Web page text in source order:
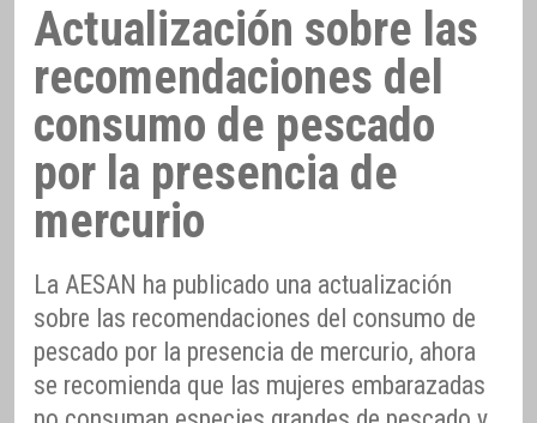
Actualización sobre las
recomendaciones del
consumo de pescado
por la presencia de
mercurio
La AESAN ha publicado una actualización
sobre las recomendaciones del consumo de
pescado por la presencia de mercurio, ahora
se recomienda que las mujeres embarazadas